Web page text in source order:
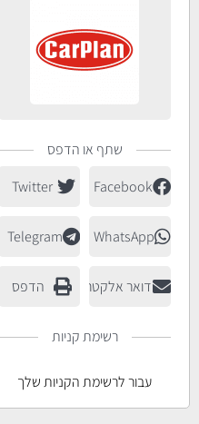
שתף או הדפס
Facebook
Twitter
WhatsApp
Telegram
דואר אלקטרוני הדפס
רשימת קניות
עבור לרשימת הקניות שלך